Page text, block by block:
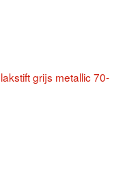
grijs metallic 70-